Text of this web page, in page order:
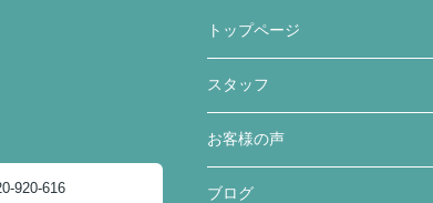
920-616
トップページ
スタッフ
お客様の声
ブログ